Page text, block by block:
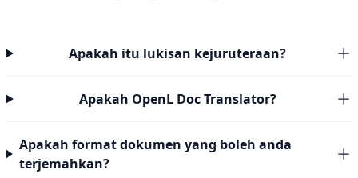
Apakah itu lukisan kejuruteraan?
Apakah OpenL Doc Translator?
Apakah format dokumen yang boleh anda
terjemahkan?